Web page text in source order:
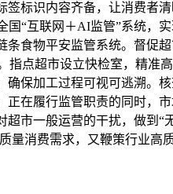
标识内容齐备，让消费者
“互联网＋AI监管”系统，
食物平安监管系统。督促
点超市设立快检室，精准
保加工过程可视可逃溯。
在履行监管职责的同时，
市一般运营的干扰，做到“
量消费需求，又鞭策行业高质